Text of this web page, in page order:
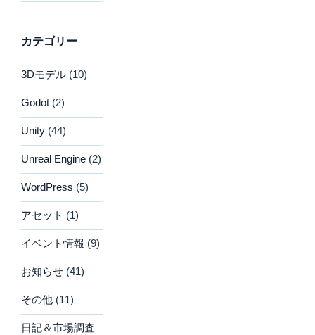
カテゴリー
3Dモデル (10)
Godot (2)
Unity (44)
Unreal Engine (2)
WordPress (5)
アセット (1)
イベント情報 (9)
お知らせ (41)
その他 (11)
日記＆市場調査